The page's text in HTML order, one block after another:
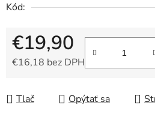
Kód:
€19,90
€16,18 bez DPH
Tlač Opýtať sa